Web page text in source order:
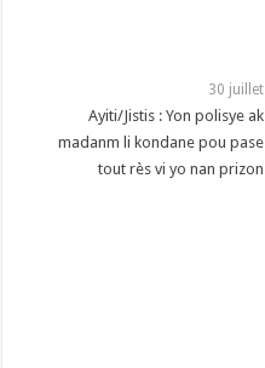
30 juillet
Ayiti/Jistis : Yon polisye ak
madanm li kondane pou pase
tout rès vi yo nan prizon